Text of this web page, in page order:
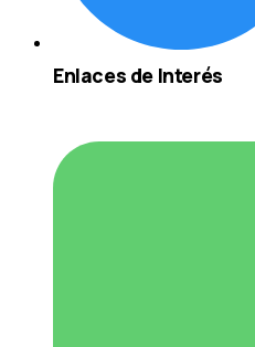
Enlaces de Interés